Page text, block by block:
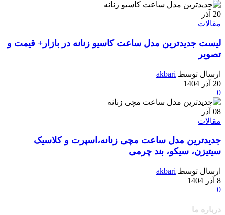
20 آذر
مقالات
لیست جدیدترین مدل ساعت کاسیو زنانه در بازار+ قیمت و
تصویر
ارسال توسط akbari
20 آذر 1404
0
08 آذر
مقالات
جدیدترین مدل ساعت مچی زنانه،اسپرت و کلاسیک
سیتیزن، سیکو، بند چرمی
ارسال توسط akbari
8 آذر 1404
0
درباره ما